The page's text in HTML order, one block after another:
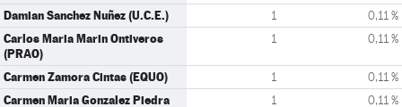
Damian Sanchez Nuñez (U.C.E.) 1 0,11 %
Carlos Maria Marin Ontiveros
(PRAO)
1 0,11 %
Carmen Zamora Cintas (EQUO) 1 0,11 %
Carmen Maria Gonzalez Piedra
1 0,11 %